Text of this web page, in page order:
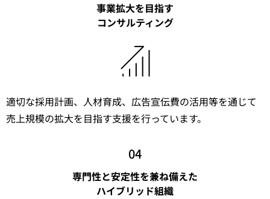
事業拡大を目指す
コンサルティング
適切な採用計画、人材育成、広告宣伝費の活用等を通じて
売上規模の拡大を目指す支援を行っています。
04
専門性と安定性を兼ね備えた
ハイブリッド組織